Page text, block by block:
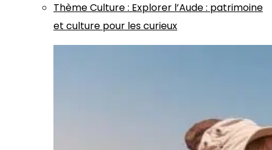
ThèmeCulture: Explorer l’Aude : patrimoine
et culture pour les curieux